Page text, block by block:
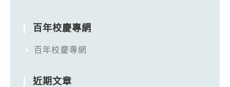
百年校慶專網
百年校慶專網
近期文章